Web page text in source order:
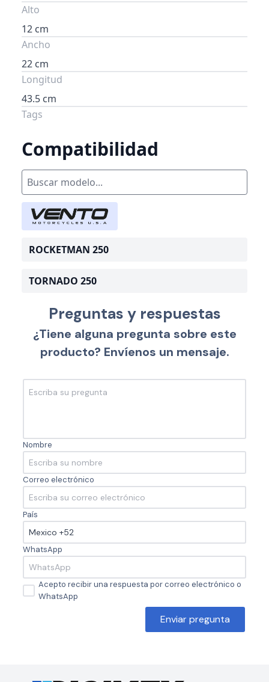
Alto
12 cm
Ancho
22 cm
Longitud
43.5 cm
Tags
Compatibilidad
ROCKETMAN 250
TORNADO 250
Preguntas y respuestas
¿Tiene alguna pregunta sobre este
producto? Envíenos un mensaje.
Nombre
Correo electrónico
País
WhatsApp
Acepto recibir una respuesta por correo electrónico o
WhatsApp
Enviar pregunta